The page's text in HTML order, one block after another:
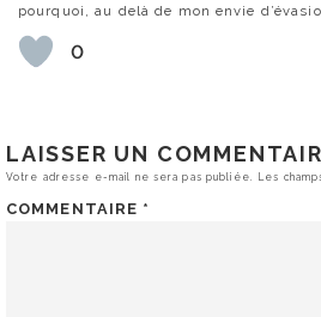
pourquoi, au delà de mon envie
0
LAISSER UN
Votre adresse e-mail ne sera pas publiée. Les
COMMENTAIRE *